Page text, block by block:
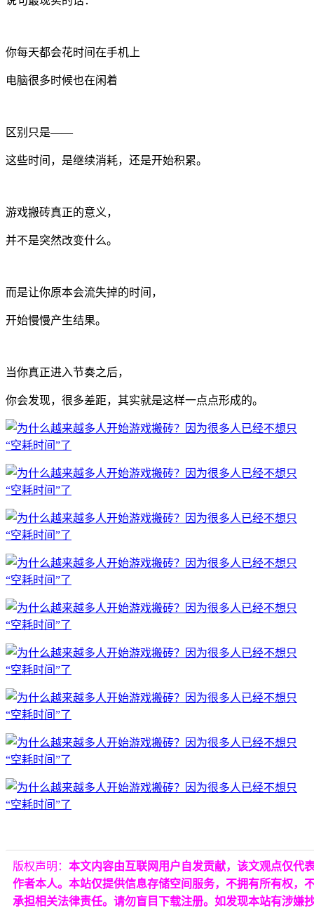
你每天都会花时间在手机上
电脑很多时候也在闲着
区别只是——
这些时间，是继续消耗，还是开始积累。
游戏搬砖真正的意义，
并不是突然改变什么。
而是让你原本会流失掉的时间，
开始慢慢产生结果。
当你真正进入节奏之后，
你会发现，很多差距，其实就是这样一点点形成的。
版权声明： 本文内容由互联网用户自发贡献，该文观点仅代
作者本人。本站仅提供信息存储空间服务，不拥有所有权，
承担相关法律责任。请勿盲目下载注册。如发现本站有涉嫌